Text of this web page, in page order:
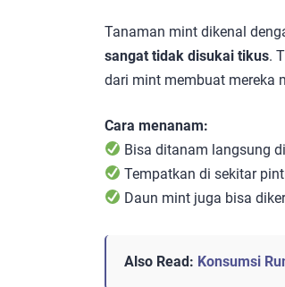
Tanaman mint dikenal
sangat tidak disukai tikus.
dari mint membuat mereka
Cara menanam:
Bisa ditanam langsung
Tempatkan di sekitar
Daun mint juga bisa
Also Read: Konsumsi